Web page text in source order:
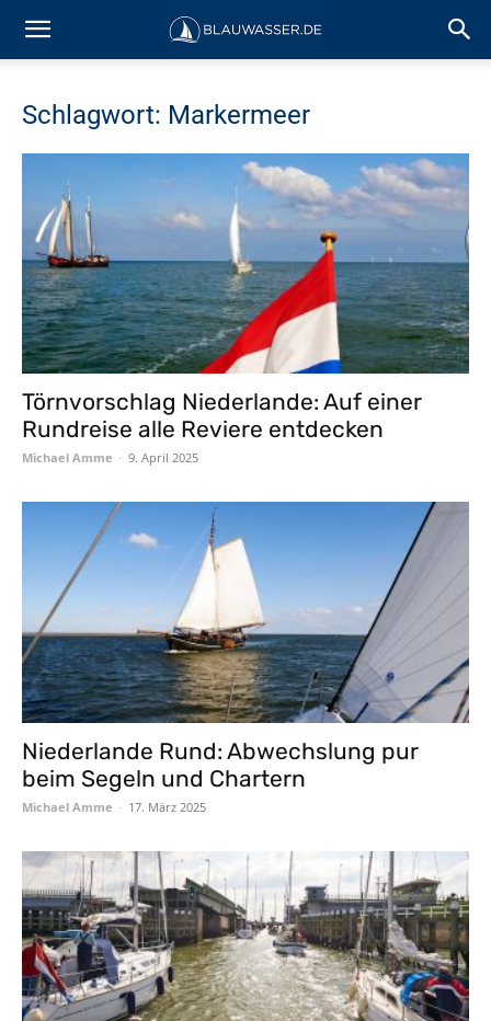
Schlagwort: Markermeer
Törnvorschlag Niederlande: Auf einer
Rundreise alle Reviere entdecken
Michael Amme - 9. April 2025
Niederlande Rund: Abwechslung pur
beim Segeln und Chartern
Michael Amme - 17. März 2025